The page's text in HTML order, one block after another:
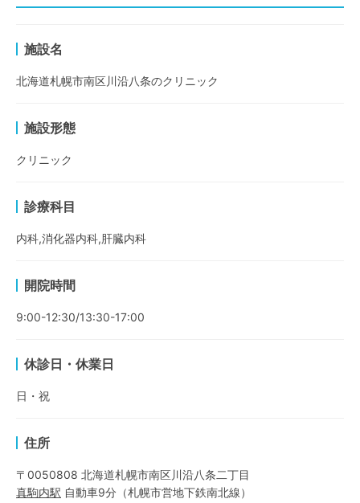
施設名
北海道札幌市南区川沿八条のクリニック
施設形態
クリニック
診療科目
内科,消化器内科,肝臓内科
開院時間
9:00-12:30/13:30-17:00
休診日・休業日
日・祝
住所
〒0050808 北海道札幌市南区川沿八条二丁目
真駒内駅 自動車9分 （札幌市営地下鉄南北線）